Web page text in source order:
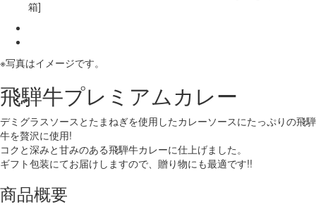
※写真はイメージです。
飛騨牛プレミアムカレー
デミグラスソースとたまねぎを使用したカレーソースにたっぷりの飛騨
牛を贅沢に使用!
コクと深みと甘みのある飛騨牛カレーに仕上げました。
ギフト包装にてお届けしますので、贈り物にも最適です!!
商品概要